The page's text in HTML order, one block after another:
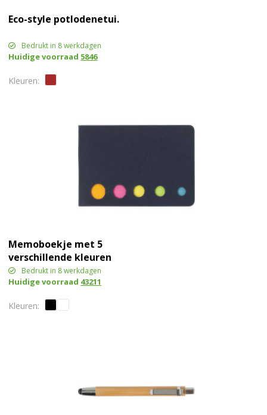
Eco-style potlodenetui.
Bedrukt in 8 werkdagen
Huidige voorraad 5846
Memoboekje met 5
verschillende kleuren
Bedrukt in 8 werkdagen
Huidige voorraad 43211